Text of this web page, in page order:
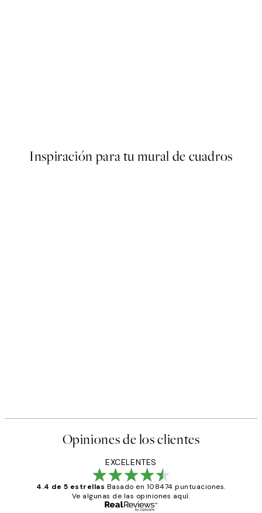
Inspiración para tu mural de cuadros
Opiniones de los clientes
EXCELENTES
4.4 de 5 estrellas Basado en 108474 puntuaciones.
Ve algunas de las opiniones aquí.